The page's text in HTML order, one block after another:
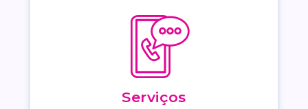
Serviços